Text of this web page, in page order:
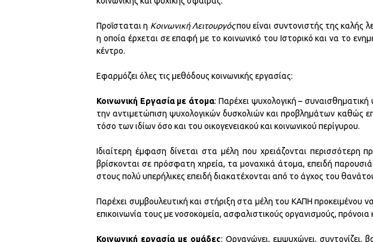
Προΐσταται η Κοινωνική Λειτουργόςπου είναι συντονιστής της καλής
η οποία έρχεται σε επαφή με το κοινωνικό του Ιστορικό και να το
κέντρο.
Εφαρμόζει όλες τις μεθόδους κοινωνικής εργασίας:
Κοινωνική Εργασία με άτομα: Παρέχει ψυχολογική –
την αντιμετώπιση ψυχολογικών δυσκολιών και προβλημάτων καθώς
τόσο των ιδίων όσο και του οικογενειακού και κοινωνικού περίγυρου.
Ιδιαίτερη έμφαση δίνεται στα μέλη που χρειάζονται περισσότερη
βρίσκονται σε πρόσφατη χηρεία, τα μοναχικά άτομα, επειδή
στους πολύ υπερήλικες επειδή διακατέχονται από το άγχος του
Παρέχει συμβουλευτική και στήριξη στα μέλη του ΚΑΠΗ προκειμένου
επικοινωνία τους με νοσοκομεία, ασφαλιστικούς οργανισμούς, πρόνοια
Κοινωνική εργασία με ομάδες: Οργανώνει, εμψυχώνει, συντονίζει,